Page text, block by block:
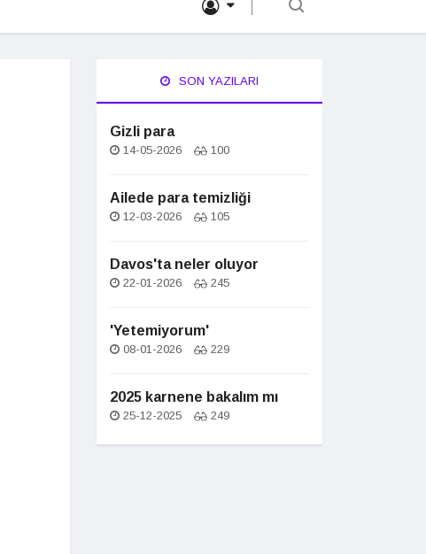
SON YAZILARI
Gizli para
14-05-2026 100
Ailede para temizliği
12-03-2026 105
Davos'ta neler oluyor
22-01-2026 245
'Yetemiyorum'
08-01-2026 229
2025 karnene bakalım mı
25-12-2025 249